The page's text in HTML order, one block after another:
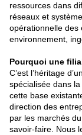
ressources dans
réseaux et
opérationnelle des
environnement,
Pourquoi une
C’est l’héritage
spécialisée dans
cette base
direction des
par les marchés
savoir-faire. Nous